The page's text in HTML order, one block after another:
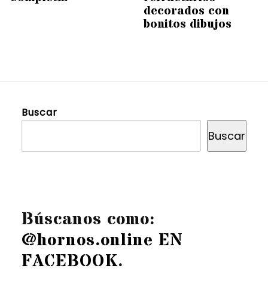
decorados con
bonitos dibujos
Buscar
Buscar
Búscanos como:
@hornos.online EN
FACEBOOK.